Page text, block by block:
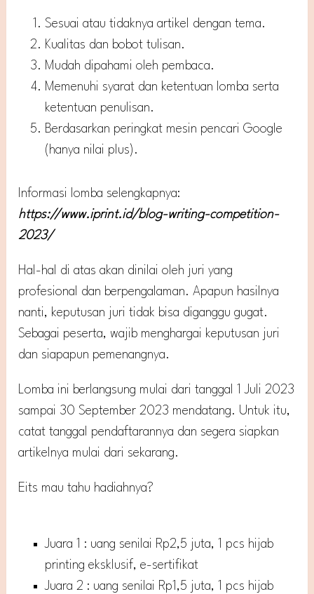
Sesuai atau tidaknya artikel dengan tema.
Kualitas dan bobot tulisan.
Mudah dipahami oleh pembaca.
Memenuhi syarat dan ketentuan lomba serta
ketentuan penulisan.
Berdasarkan peringkat mesin pencari Google
(hanya nilai plus).
Informasi lomba selengkapnya:
https://www.iprint.id/blog-writing-competition-
2023/
Hal-hal di atas akan dinilai oleh juri yang
profesional dan berpengalaman. Apapun hasilnya
nanti, keputusan juri tidak bisa diganggu gugat.
Sebagai peserta, wajib menghargai keputusan juri
dan siapapun pemenangnya.
Lomba ini berlangsung mulai dari tanggal 1 Juli 2023
sampai 30 September 2023 mendatang. Untuk itu,
catat tanggal pendaftarannya dan segera siapkan
artikelnya mulai dari sekarang.
Eits mau tahu hadiahnya?
Juara 1 : uang senilai Rp2,5 juta, 1 pcs hijab
printing eksklusif, e-sertifikat
Juara 2 : uang senilai Rp1,5 juta, 1 pcs hijab